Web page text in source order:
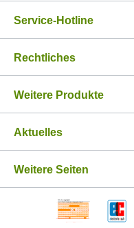
Service-Hotline
Rechtliches
Weitere Produkte
Aktuelles
Weitere Seiten